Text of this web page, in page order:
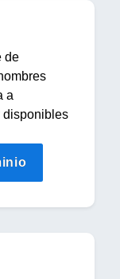
de
a
disponibles